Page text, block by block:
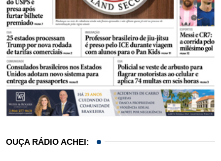
OUÇA RÁDIO ACHEI: